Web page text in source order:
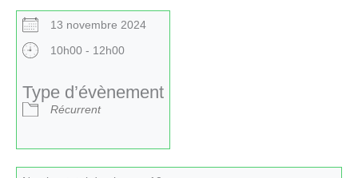
13 novembre 2024
10h00 - 12h00
Type d’évènement
Récurrent